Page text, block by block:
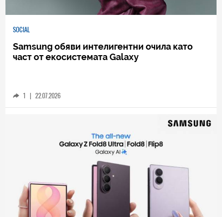
SOCIAL
Samsung обяви интелигентни очила като
част от екосистемата Galaxy
1 | 22.07.2026